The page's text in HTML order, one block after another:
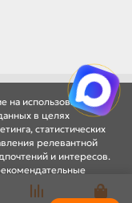
на использование
в целях
статистических
релевантной
и интересов.